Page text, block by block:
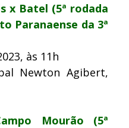
x Batel (5ª rodada
Paranaense da 3ª
às 11h
Newton Agibert,
Mourão (5ª